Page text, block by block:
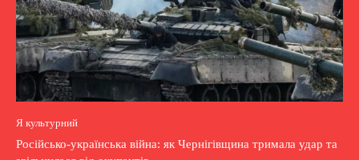
Я культурний
Російсько-українська війна: як Чернігівщина тримала удар та